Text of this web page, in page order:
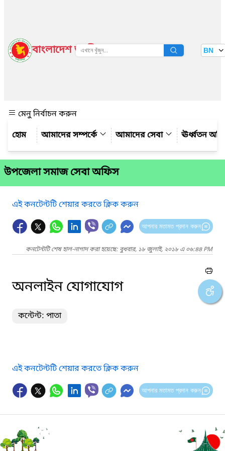
বাংলাদেশ জাতীয় তথ্য বাতায়ন BN
মেনু নির্বাচন করুন
আমাদের সম্পর্কে
আমাদের সেবা ঊর্ধ্বতন
উপজেলা সমাজ সেবা অফিস
এই কনটেন্টটি শেয়ার করতে ক্লিক করুন
আপনার মতামত প্রদান করুন
কনটেন্টটি শেষ হাল-নাগাদ করা হয়েছে: বুধবার, ১৮ জুলাই, ২০১৮ এ ০৬:৪৪ PM
অনলাইন যোগাযোগ
কন্টেন্ট: পাতা
এই কনটেন্টটি শেয়ার করতে ক্লিক করুন
আপনার মতামত প্রদান করুন